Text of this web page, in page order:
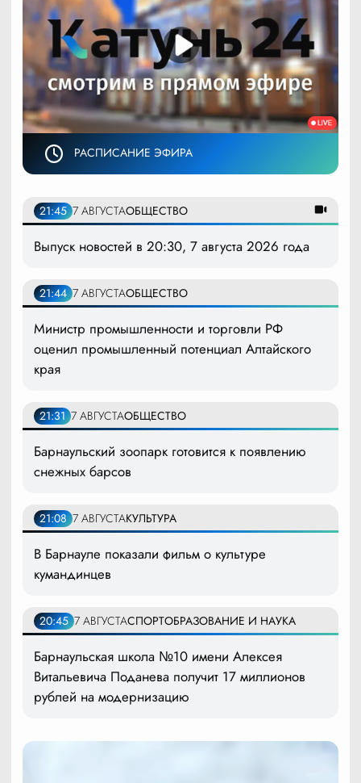
РАСПИСАНИЕ ЭФИРА
21:45 7 АВГУСТАОБЩЕСТВО
Выпуск новостей в 20:30, 7 августа 2026 года
21:44 7 АВГУСТАОБЩЕСТВО
Министр промышленности и торговли РФ
оценил промышленный потенциал Алтайского
края
21:31 7 АВГУСТАОБЩЕСТВО
Барнаульский зоопарк готовится к появлению
снежных барсов
21:08 7 АВГУСТАКУЛЬТУРА
В Барнауле показали фильм о культуре
кумандинцев
20:45 7 АВГУСТАСПОРТОБРАЗОВАНИЕ И НАУКА
Барнаульская школа №10 имени Алексея
Витальевича Поданева получит 17 миллионов
рублей на модернизацию